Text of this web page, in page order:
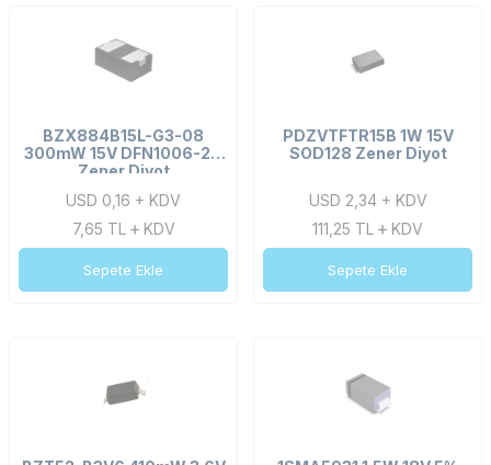
BZX884B15L-G3-08
300mW 15V DFN1006-2A
Zener Diyot
USD 0,16 + KDV
7,65 TL KDV
Sepete Ekle
PDZVTFTR15B 1W 15V
SOD128 Zener Diyot
USD 2,34 + KDV
111,25 TL KDV
Sepete Ekle